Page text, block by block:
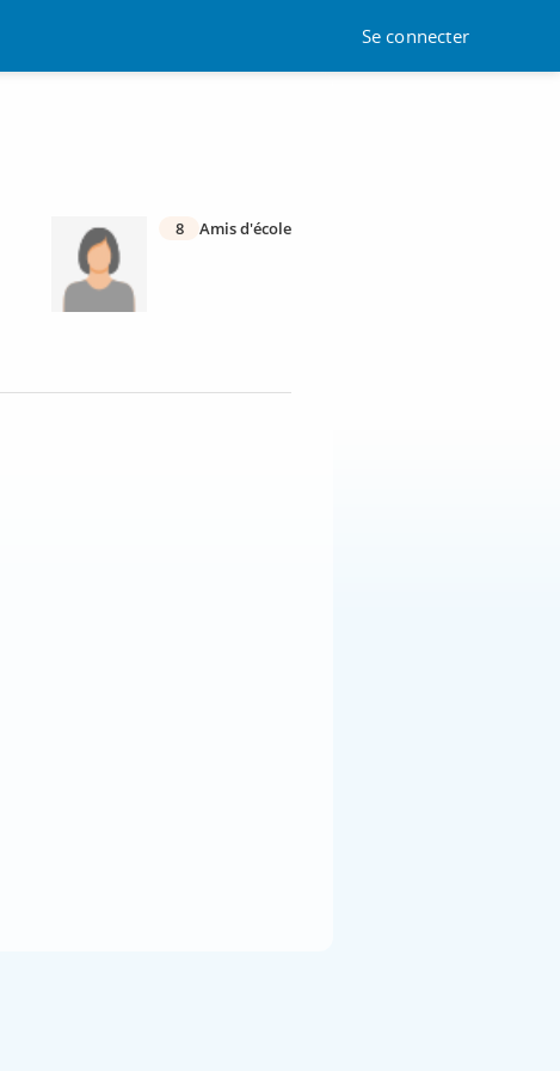
Se connecter
8 Amis d'école